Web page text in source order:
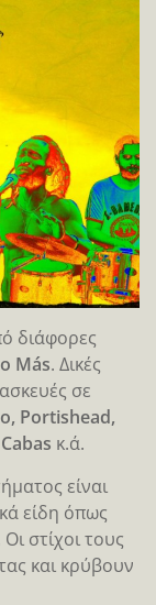
διάφορες
Más. Δικές
σε
Portishead,
κ.ά.
είναι
είδη όπως
στίχοι τους
και κρύβουν